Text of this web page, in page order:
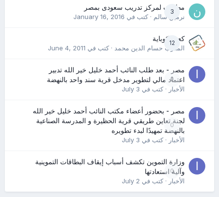
3
مطلوب لمركز تدريب سعودى بمصر
نرمين سالم· كتب في January 16, 2016
12
كعب كوباية
المدرب حسام الدين محمد· كتب في June 4, 2011
0
مصر - بعد طلب النائب أحمد خليل خير الله تدبير
اعتماد مالي لتطوير مدخل قرية سند واحد بالنهضة
الأخبار· كتب في July 3
0
مصر - بحضور أعضاء مكتب النائب أحمد خليل خير الله
لجنة تعاين طريقي قرية الحظيرة و المدرسة الصناعية
بالنهضة تمهيدًا لبدء تطويره
الأخبار· كتب في July 3
0
وزارة التموين تكشف أسباب إيقاف البطاقات التموينية
وآلية استعادتها
الأخبار· كتب في July 2